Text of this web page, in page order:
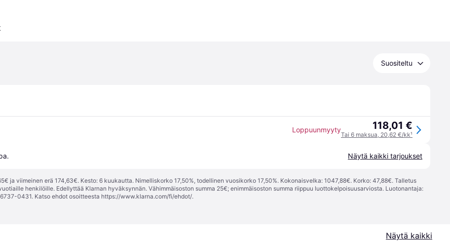
Suositeltu
Loppuunmyyty 118,01 €
Tai 6 maksua, 20,62 €/kk¹
. Näytä kaikki tarjoukset
ja viimeinen erä 174,63€. Kesto: 6 kuukautta. Nimelliskorko 17,50%, todellinen vuosikorko 17,50%. Kokonaisvelka: 1047,88€. Korko: 47,88€. Talletus
henkilöille. Edellyttää Klarnan hyväksynnän. Vähimmäisoston summa 25€; enimmäisoston summa riippuu luottokelpoisuusarviosta. Luotonantaja:
0431. Katso ehdot osoitteesta https://www.klarna.com/fi/ehdot/.
Näytä kaikki